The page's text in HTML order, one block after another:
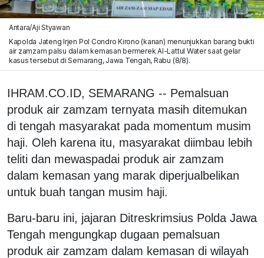
Antara/Aji Styawan
Kapolda Jateng Irjen Pol Condro Kirono (kanan) menunjukkan barang bukti
air zamzam palsu dalam kemasan bermerek Al-Lattul Water saat gelar
kasus tersebut di Semarang, Jawa Tengah, Rabu (8/8).
IHRAM.CO.ID, SEMARANG -- Pemalsuan
produk air zamzam ternyata masih ditemukan
di tengah masyarakat pada momentum musim
haji. Oleh karena itu, masyarakat diimbau lebih
teliti dan mewaspadai produk air zamzam
dalam kemasan yang marak diperjualbelikan
untuk buah tangan musim haji.
Baru-baru ini, jajaran Ditreskrimsius Polda Jawa
Tengah mengungkap dugaan pemalsuan
produk air zamzam dalam kemasan di wilayah